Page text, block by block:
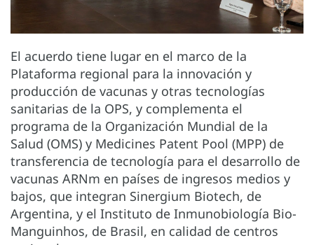
El acuerdo tiene lugar en el marco de la
Plataforma regional para la innovación y
producción de vacunas y otras tecnologías
sanitarias de la OPS, y complementa el
programa de la Organización Mundial de la
Salud (OMS) y Medicines Patent Pool (MPP) de
transferencia de tecnología para el desarrollo de
vacunas ARNm en países de ingresos medios y
bajos, que integran Sinergium Biotech, de
Argentina, y el Instituto de Inmunobiología Bio-
Manguinhos, de Brasil, en calidad de centros